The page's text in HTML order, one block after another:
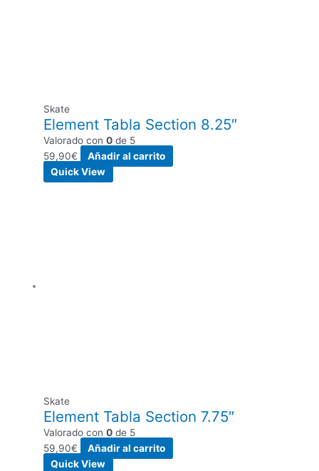
Skate
Element Tabla Section 8.25″
Valorado con0 de 5
59,90€
Añadir al carrito
Quick View
Skate
Element Tabla Section 7.75″
Valorado con0 de 5
59,90€
Añadir al carrito
Quick View